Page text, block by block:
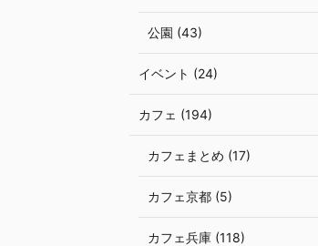
公園 (43)
イベント (24)
カフェ (194)
カフェまとめ (17)
カフェ京都 (5)
カフェ兵庫 (118)